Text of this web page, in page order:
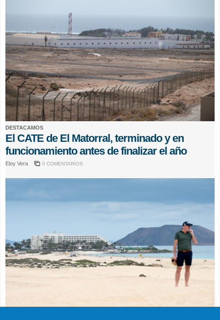
DESTACAMOS
El CATE de El Matorral, terminado y en
funcionamiento antes de finalizar el año
Eloy Vera 0 COMENTARIOS